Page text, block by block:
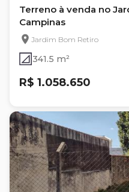
Terreno à venda no
Campinas
Jardim Bom Retiro
341.5 m²
R$ 1.058.650